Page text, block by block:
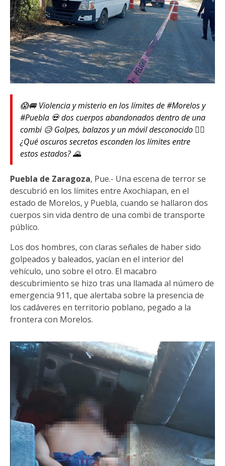
😱🚐 Violencia y misterio en los límites de #Morelos y
#Puebla 💀 dos cuerpos abandonados dentro de una
combi 😥 Golpes, balazos y un móvil desconocido 🕵️‍♂️
¿Qué oscuros secretos esconden los límites entre
estos estados? 🌄
Puebla de Zaragoza, Pue.- Una escena de terror se
descubrió en los límites entre Axochiapan, en el
estado de Morelos, y Puebla, cuando se hallaron dos
cuerpos sin vida dentro de una combi de transporte
público.
Los dos hombres, con claras señales de haber sido
golpeados y baleados, yacían en el interior del
vehículo, uno sobre el otro. El macabro
descubrimiento se hizo tras una llamada al número de
emergencia 911, que alertaba sobre la presencia de
los cadáveres en territorio poblano, pegado a la
frontera con Morelos.